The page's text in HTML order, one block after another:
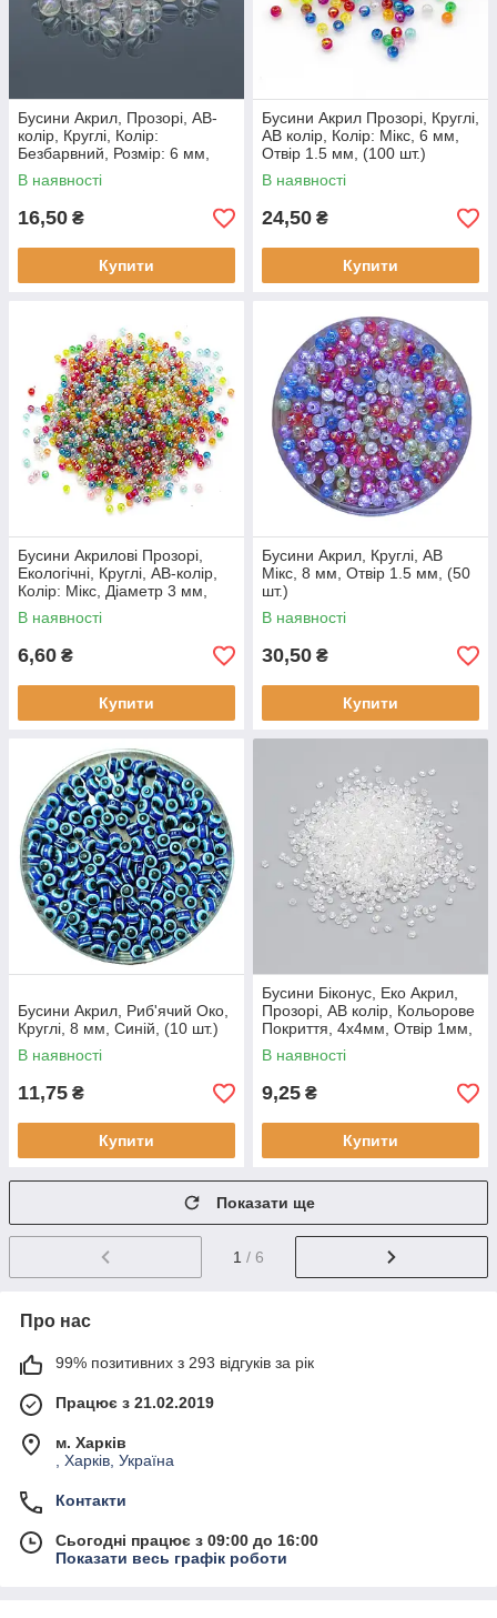
Бусини Акрил, Прозорі, АВ-
колір, Круглі, Колір:
Безбарвний, Розмір: 6 мм,
Отвір 1.5 мм, (50 шт.)
В наявності
16,50 ₴
Купити
Бусини Акрил Прозорі, Круглі,
АВ колір, Колір: Мікс, 6 мм,
Отвір 1.5 мм, (100 шт.)
В наявності
24,50 ₴
Купити
Бусини Акрилові Прозорі,
Екологічні, Круглі, АВ-колір,
Колір: Мікс, Діаметр 3 мм,
Отвір 1.5 мм, (100 шт.)
В наявності
6,60 ₴
Купити
Бусини Акрил, Круглі, АВ
Мікс, 8 мм, Отвір 1.5 мм, (50
шт.)
В наявності
30,50 ₴
Купити
Бусини Акрил, Риб'ячий Око,
Круглі, 8 мм, Синій, (10 шт.)
В наявності
11,75 ₴
Купити
Бусини Біконус, Еко Акрил,
Прозорі, АВ колір, Кольорове
Покриття, 4x4мм, Отвір 1мм,
Білий, (100 шт.)
В наявності
9,25 ₴
Купити
Показати ще
1 / 6
Про нас
99% позитивних з 293 відгуків за рік
Працює з 21.02.2019
м. Харків
, Харків, Україна
Контакти
Сьогодні працює з 09:00 до 16:00
Показати весь графік роботи